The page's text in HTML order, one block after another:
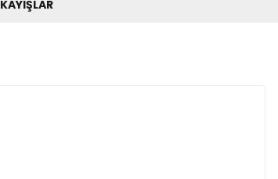
KAYIŞLAR